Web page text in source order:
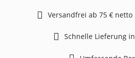
Versandfrei ab 75 €
Schnelle Lieferung